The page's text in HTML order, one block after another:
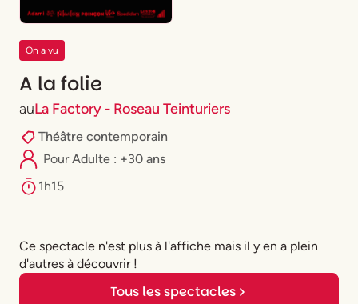
On a vu
A la folie
auLa Factory - Roseau Teinturiers
Théâtre contemporain
PourAdulte : +30 ans
1h15
Ce spectacle n'est plus à l'affiche mais il y en a plein
d'autres à découvrir !
Tous les spectacles